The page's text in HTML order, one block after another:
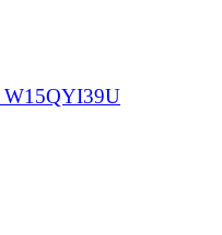
W15QYI39U